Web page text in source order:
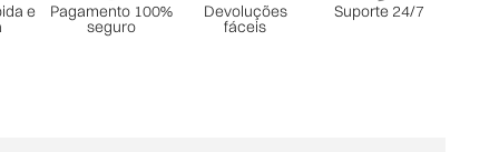
e Pagamento 100%
seguro
Devoluções
fáceis
Suporte 24/7